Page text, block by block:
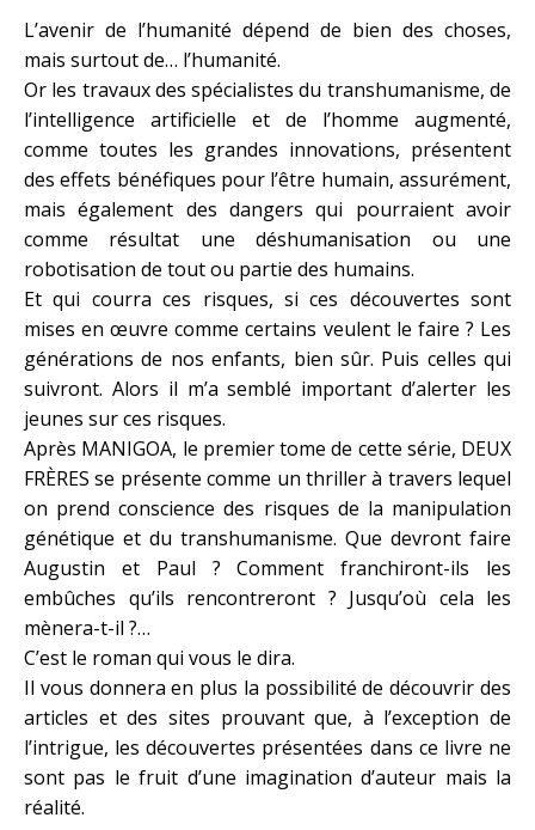
L’avenir de l’humanité dépend de bien des choses,
mais surtout de… l’humanité.
Or les travaux des spécialistes du transhumanisme, de
l’intelligence artificielle et de l’homme augmenté,
comme toutes les grandes innovations, présentent
des effets bénéfiques pour l’être humain, assurément,
mais également des dangers qui pourraient avoir
comme résultat une déshumanisation ou une
robotisation de tout ou partie des humains.
Et qui courra ces risques, si ces découvertes sont
mises en œuvre comme certains veulent le faire ? Les
générations de nos enfants, bien sûr. Puis celles qui
suivront. Alors il m’a semblé important d’alerter les
jeunes sur ces risques.
Après MANIGOA, le premier tome de cette série, DEUX
FRÈRES se présente comme un thriller à travers lequel
on prend conscience des risques de la manipulation
génétique et du transhumanisme. Que devront faire
Augustin et Paul ? Comment franchiront-ils les
embûches qu’ils rencontreront ? Jusqu’où cela les
mènera-t-il ?…
C’est le roman qui vous le dira.
Il vous donnera en plus la possibilité de découvrir des
articles et des sites prouvant que, à l’exception de
l’intrigue, les découvertes présentées dans ce livre ne
sont pas le fruit d’une imagination d’auteur mais la
réalité.